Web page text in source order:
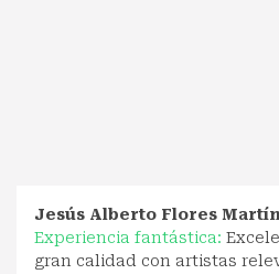
Jesús Alberto Flores
Experiencia fantástica:
gran calidad con artistas